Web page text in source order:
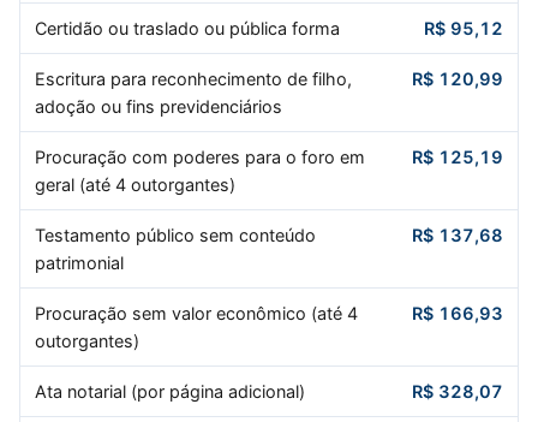
Certidão ou traslado ou pública forma R$ 95,12
Escritura para reconhecimento de filho,
adoção ou fins previdenciários
R$ 120,99
Procuração com poderes para o foro em
geral (até 4 outorgantes)
R$ 125,19
Testamento público sem conteúdo
patrimonial
R$ 137,68
Procuração sem valor econômico (até 4
outorgantes)
R$ 166,93
Ata notarial (por página adicional) R$ 328,07